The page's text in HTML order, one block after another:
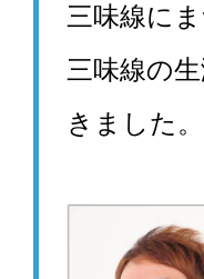
三味線に
三味線の
きました。